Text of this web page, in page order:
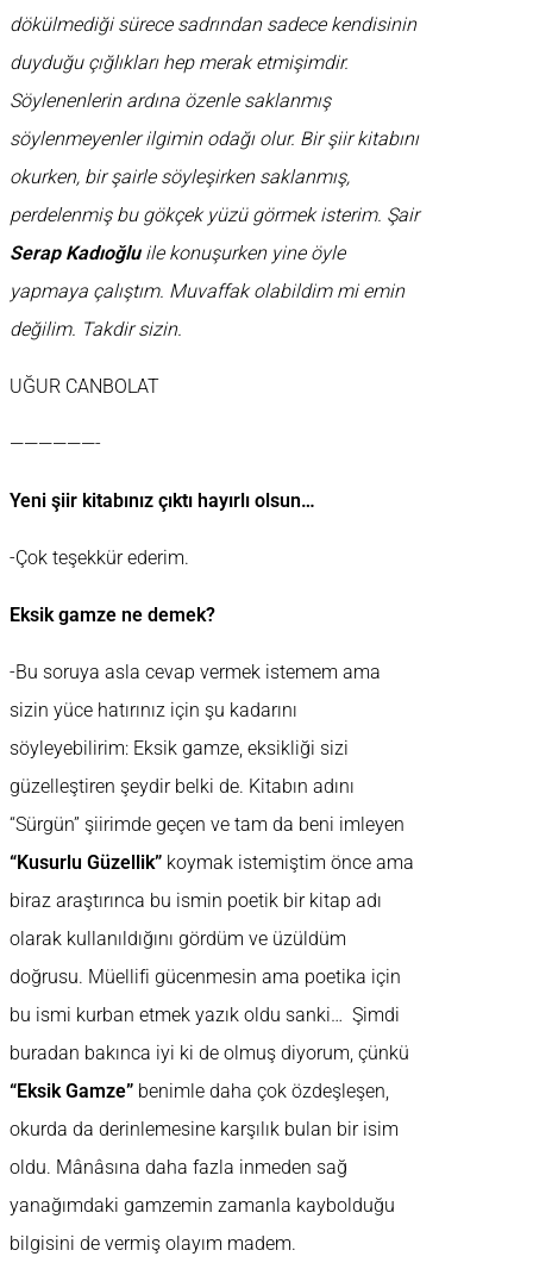
dökülmediği sürece sadrından sadece kendisinin
duyduğu çığlıkları hep merak etmişimdir.
Söylenenlerin ardına özenle saklanmış
söylenmeyenler ilgimin odağı olur. Bir şiir kitabını
okurken, bir şairle söyleşirken saklanmış,
perdelenmiş bu gökçek yüzü görmek isterim. Şair
Serap Kadıoğluile konuşurken yine öyle
yapmaya çalıştım. Muvaffak olabildim mi emin
değilim. Takdir sizin.
UĞUR CANBOLAT
——————-
Yeni şiir kitabınız çıktı hayırlı olsun…
-Çok teşekkür ederim.
Eksik gamze ne demek?
-Bu soruya asla cevap vermek istemem ama
sizin yüce hatırınız için şu kadarını
söyleyebilirim: Eksik gamze, eksikliği sizi
güzelleştiren şeydir belki de. Kitabın adını
“Sürgün” şiirimde geçen ve tam da beni imleyen
“Kusurlu Güzellik” koymak istemiştim önce ama
biraz araştırınca bu ismin poetik bir kitap adı
olarak kullanıldığını gördüm ve üzüldüm
doğrusu. Müellifi gücenmesin ama poetika için
bu ismi kurban etmek yazık oldu sanki… Şimdi
buradan bakınca iyi ki de olmuş diyorum, çünkü
“Eksik Gamze” benimle daha çok özdeşleşen,
okurda da derinlemesine karşılık bulan bir isim
oldu. Mânâsına daha fazla inmeden sağ
yanağımdaki gamzemin zamanla kaybolduğu
bilgisini de vermiş olayım madem.